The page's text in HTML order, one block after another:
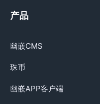
产品
幽嵌CMS
珠币
幽嵌APP客户端